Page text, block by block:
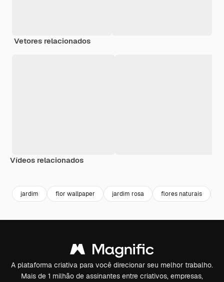
Vetores relacionados
Vídeos relacionados
jardim flor wallpaper jardim rosa flores naturais
A plataforma criativa para você direcionar seu melhor trabalho.
Mais de 1 milhão de assinantes entre criativos, empresas,